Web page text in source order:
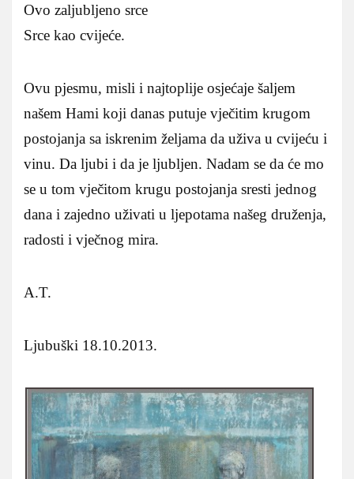
Ovo zaljubljeno srce
Srce kao cvijeće.
Ovu pjesmu, misli i najtoplije osjećaje šaljem
našem Hami koji danas putuje vječitim krugom
postojanja sa iskrenim željama da uživa u cvijeću i
vinu. Da ljubi i da je ljubljen. Nadam se da će mo
se u tom vječitom krugu postojanja sresti jednog
dana i zajedno uživati u ljepotama našeg druženja,
radosti i vječnog mira.
A.T.
Ljubuški 18.10.2013.